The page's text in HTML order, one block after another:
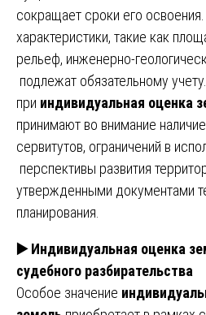
сокращает сроки его
характеристики, такие как
рельеф, инженерно-
подлежат обязательному
при индивидуальная оценка
принимают во внимание
сервитутов, ограничений в
перспективы развития
утвержденными документами
планирования.
▶️Индивидуальная оценка
судебного разбирательства
Особое значение